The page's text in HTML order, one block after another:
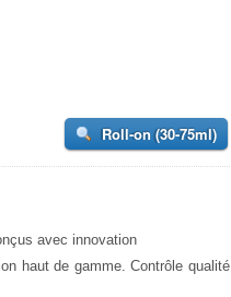
Roll-on (30-75ml)
avec innovation
haut de gamme. Contrôle qualité